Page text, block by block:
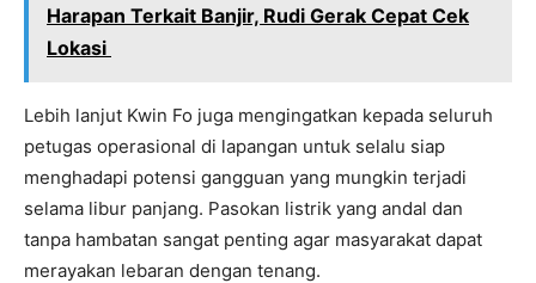
Harapan Terkait Banjir, Rudi Gerak Cepat Cek
Lokasi
Lebih lanjut Kwin Fo juga mengingatkan kepada seluruh
petugas operasional di lapangan untuk selalu siap
menghadapi potensi gangguan yang mungkin terjadi
selama libur panjang. Pasokan listrik yang andal dan
tanpa hambatan sangat penting agar masyarakat dapat
merayakan lebaran dengan tenang.